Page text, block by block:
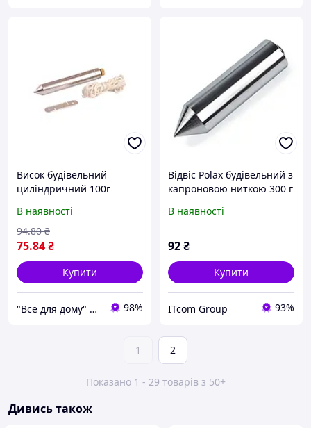
Висок будівельний
циліндричний 100г
В наявності
75.84₴
94.80 ₴
Купити
"Все для дому" мережа будівельно-господарських магазинів 98%
Відвіс Polax будівельний з
капроновою ниткою 300 г
В наявності
92₴
Купити
ITcom Group 93%
1 2
Показано 1 - 29 товарів з 50+
Дивись також